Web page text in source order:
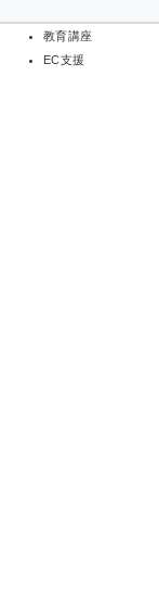
教育講座
EC支援